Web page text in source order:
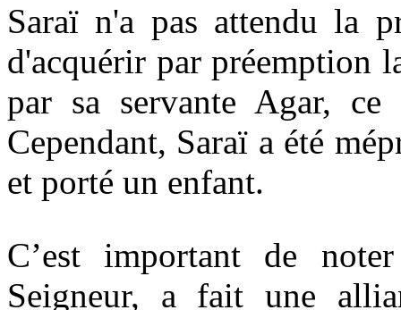
Saraï n'a pas attendu la
d'acquérir par préemption
par sa servante Agar,
Cependant, Saraï a été
et porté un enfant.
C’est important de
Seigneur, a fait une